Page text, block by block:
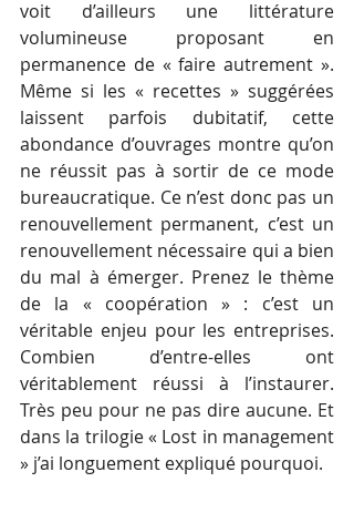
voit d’ailleurs une littérature
volumineuse proposant en
permanence de « faire autrement ».
Même si les « recettes » suggérées
laissent parfois dubitatif, cette
abondance d’ouvrages montre qu’on
ne réussit pas à sortir de ce mode
bureaucratique. Ce n’est donc pas un
renouvellement permanent, c’est un
renouvellement nécessaire qui a bien
du mal à émerger. Prenez le thème
de la « coopération » : c’est un
véritable enjeu pour les entreprises.
Combien d’entre-elles ont
véritablement réussi à l’instaurer.
Très peu pour ne pas dire aucune. Et
dans la trilogie « Lost in management
» j’ai longuement expliqué pourquoi.